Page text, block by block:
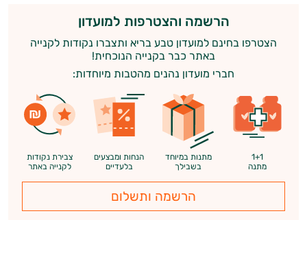
הרשמה והצטרפות למועדון
הצטרפו בחינם למועדון טבע בריא ותצברו נקודות לקנייה
באתר כבר בקנייה הנוכחית!
חברי מועדון נהנים מהטבות מיוחדות:
1+1
מתנה
מתנות במיוחד
בשבילך
הנחות ומבצעים
בלעדיים
צבירת נקודות
לקנייה באתר
הרשמה ותשלום
היי,
אני יועץ הבריאות האישי AI של טבע בריא.
התשובות שלי מבוססות על מאגרי מידע קליניים
וספרות מקצועית בתחומי הרפואה הטבעית
ותזונת הספורט.